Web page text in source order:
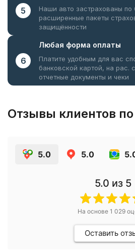
5
Наши авто застрахованы
расширенные пакеты
защищённости
6
Любая форма оплаты
Платите удобным для вас
банковской картой, на рас.
отчетные документы и чеки
Отзывы клиентов
5.0 5.0
5.0 из 5
На основе 1 029
Оставить